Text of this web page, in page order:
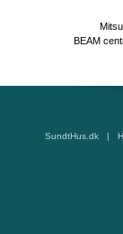
BEAM
SundtHus.dk |